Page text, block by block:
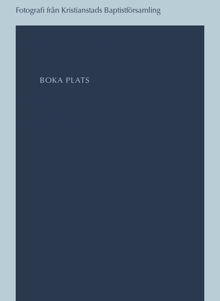
Fotografi från Kristianstads Baptistförsamling
BOKA PLATS